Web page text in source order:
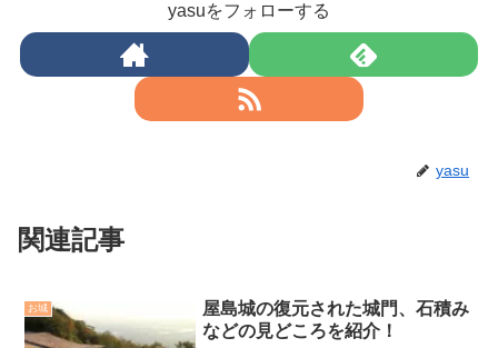
yasuをフォローする
yasu
関連記事
お城
屋島城の復元された城門、石積み
などの見どころを紹介！